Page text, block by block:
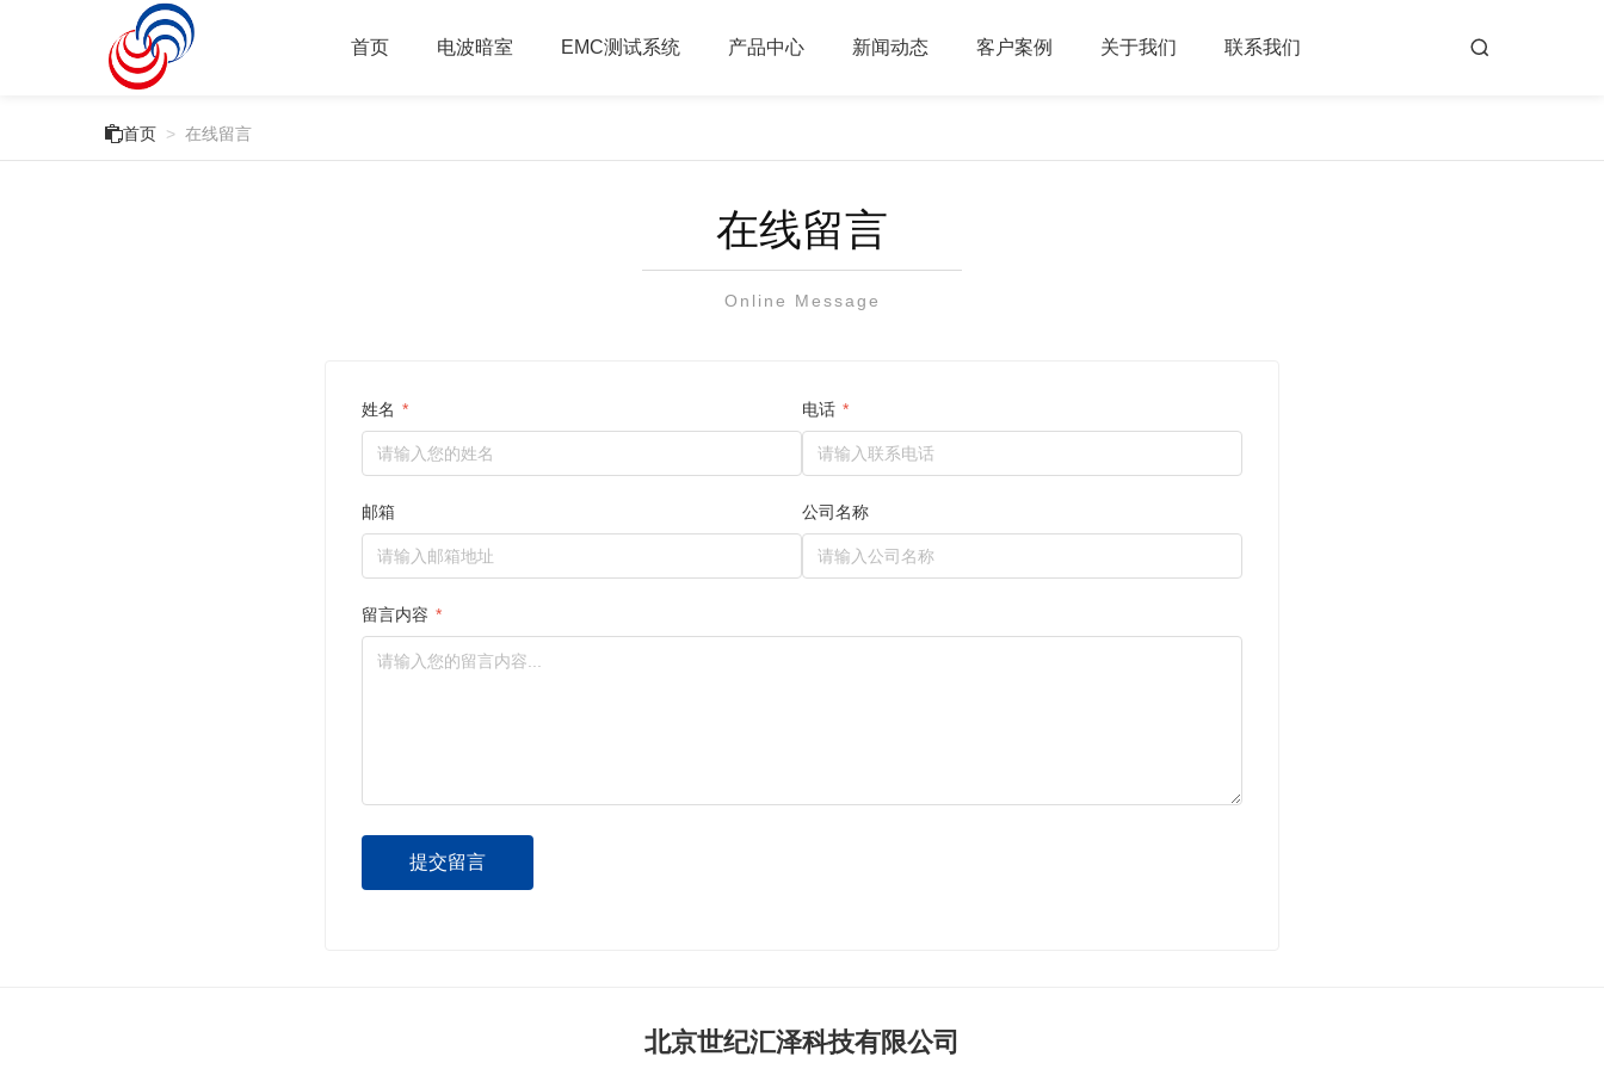
首页 电波暗室 EMC测试系统 产品中心 新闻动态 客户案例 关于我们 联系我们
首页 > 在线留言
在线留言
Online Message
姓名 * 电话 *
邮箱 公司名称
留言内容 *
提交留言
北京世纪汇泽科技有限公司